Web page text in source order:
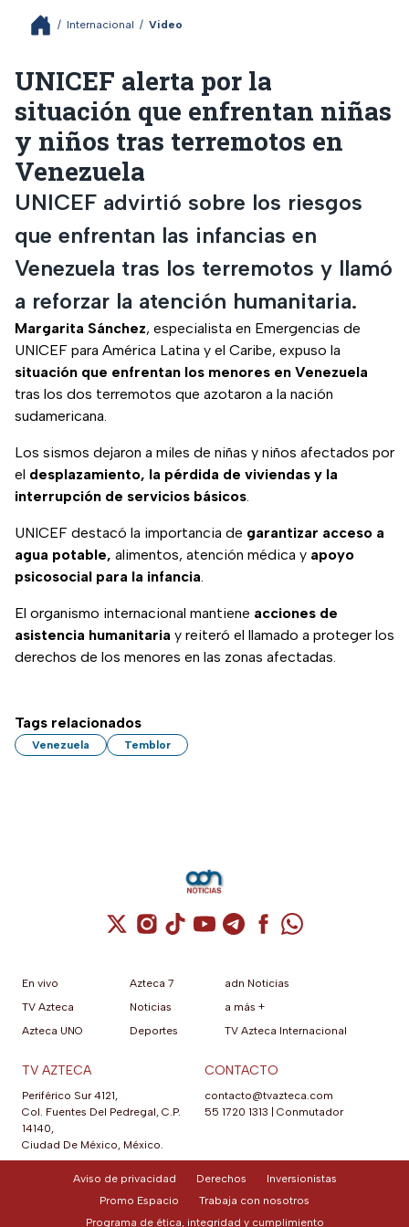
/ Internacional / Video
UNICEF alerta por la
situación que enfrentan niñas
y niños tras terremotos en
Venezuela
UNICEF advirtió sobre los riesgos
que enfrentan las infancias en
Venezuela tras los terremotos y llamó
a reforzar la atención humanitaria.
Margarita Sánchez, especialista en Emergencias de
UNICEF para América Latina y el Caribe, expuso la
situación que enfrentan los menores en Venezuela
tras los dos terremotos que azotaron a la nación
sudamericana.
Los sismos dejaron a miles de niñas y niños afectados por
el desplazamiento, la pérdida de viviendas y la
interrupción de servicios básicos.
UNICEF destacó la importancia de garantizar acceso a
agua potable, alimentos, atención médica y apoyo
psicosocial para la infancia.
El organismo internacional mantiene acciones de
asistencia humanitaria y reiteró el llamado a proteger los
derechos de los menores en las zonas afectadas.
Tags relacionados
Venezuela Temblor
Cuenta de X / Twitter (se abre en una
Cuenta de Instagram (se abre en una
Cuenta de TikTok (se abre en
Cuenta de YouTube (se abre
Cuenta de Telegram (se
Cuenta de
Cuenta de
En vivo
TV Azteca
Azteca UNO
Azteca 7
Noticias
Deportes
adn Noticias
a más +
TV Azteca Internacional
TV AZTECA
Periférico Sur 4121,
Col. Fuentes Del Pedregal, C.P.
14140,
Ciudad De México, México.
CONTACTO
contacto@tvazteca.com
55 1720 1313 | Conmutador
Aviso de privacidad Derechos
Inversionistas
Promo Espacio
Trabaja con nosotros
Programa de ética, integridad y cumplimiento